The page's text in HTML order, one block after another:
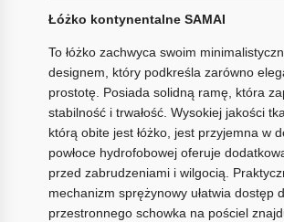
Łóżko kontynentalne SAMAI
To łóżko zachwyca swoim
designem, który podkreśla zarówno
prostotę. Posiada solidną ramę, która
stabilność i trwałość. Wysokiej jakości
którą obite jest łóżko, jest przyjemna w
powłoce hydrofobowej oferuje
przed zabrudzeniami i wilgocią.
mechanizm sprężynowy ułatwia dostęp
przestronnego schowka na pościel